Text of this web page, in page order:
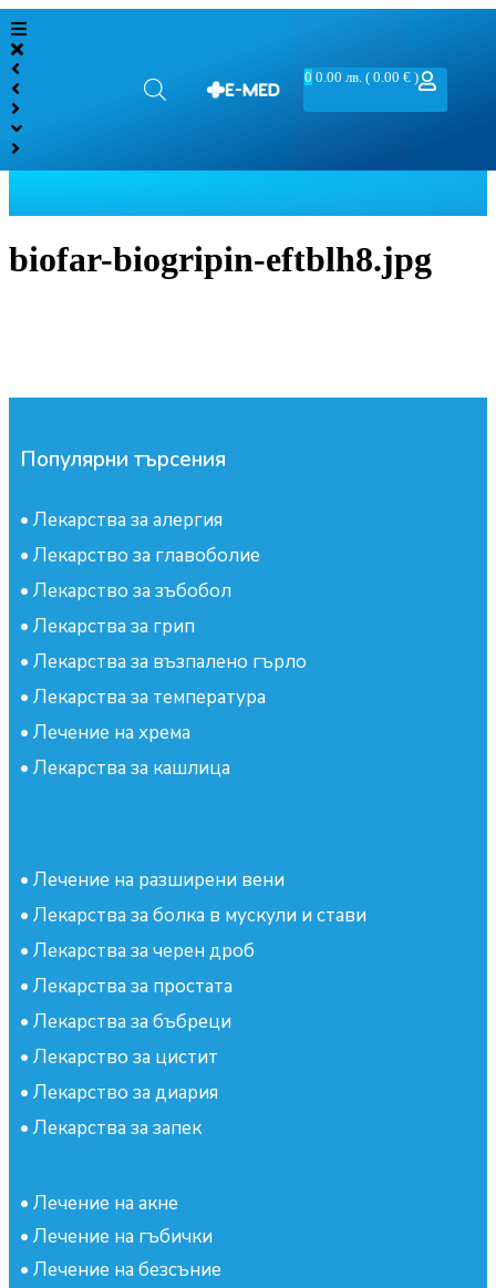
0 0.00лв. ( 0.00 € )
biofar-biogripin-eftblh8.jpg
Популярни търсения
• Лекарства за алергия
• Лекарство за главоболие
• Лекарство за зъбобол
• Лекарства за грип
• Лекарства за възпалено гърло
• Лекарства за температура
• Лечение на хрема
• Лекарства за кашлица
• Лечение на разширени вени
• Лекарства за болка в мускули и стави
• Лекарства за черен дроб
• Лекарства за простата
• Лекарства за бъбреци
• Лекарство за цистит
• Лекарство за диария
• Лекарства за запек
• Лечение на акне
• Лечение на гъбички
• Лечение на безсъние